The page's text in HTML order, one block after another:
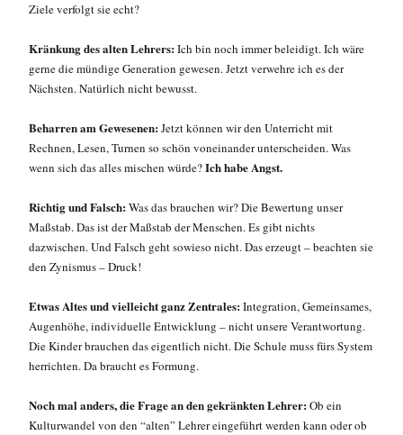
Ziele verfolgt sie echt?
Kränkung des alten Lehrers: Ich bin noch immer beleidigt. Ich wäre
gerne die mündige Generation gewesen. Jetzt verwehre ich es der
Nächsten. Natürlich nicht bewusst.
Beharren am Gewesenen: Jetzt können wir den Unterricht mit
Rechnen, Lesen, Turnen so schön voneinander unterscheiden. Was
wenn sich das alles mischen würde?Ich habe Angst.
Richtig und Falsch: Was das brauchen wir? Die Bewertung unser
Maßstab. Das ist der Maßstab der Menschen. Es gibt nichts
dazwischen. Und Falsch geht sowieso nicht. Das erzeugt – beachten sie
den Zynismus – Druck!
Etwas Altes und vielleicht ganz Zentrales: Integration, Gemeinsames,
Augenhöhe, individuelle Entwicklung – nicht unsere Verantwortung.
Die Kinder brauchen das eigentlich nicht. Die Schule muss fürs System
herrichten. Da braucht es Formung.
Noch mal anders, die Frage an den gekränkten Lehrer: Ob ein
Kulturwandel von den “alten” Lehrer eingeführt werden kann oder ob